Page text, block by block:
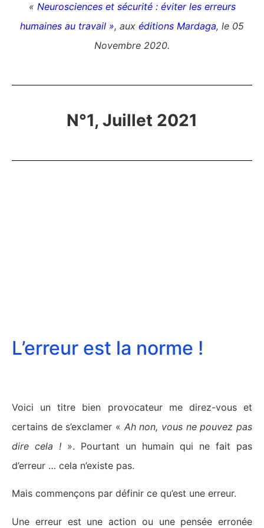
« Neurosciences et sécurité : éviter les erreurs
humaines au travail », aux éditions Mardaga, le 05
Novembre 2020.
N°1, Juillet 2021
L’erreur est la norme !
Voici un titre bien provocateur me direz-vous et
certains de s’exclamer « Ah non, vous ne pouvez pas
dire cela ! ». Pourtant un humain qui ne fait pas
d’erreur … cela n’existe pas.
Mais commençons par définir ce qu’est une erreur.
Une erreur est une action ou une pensée erronée